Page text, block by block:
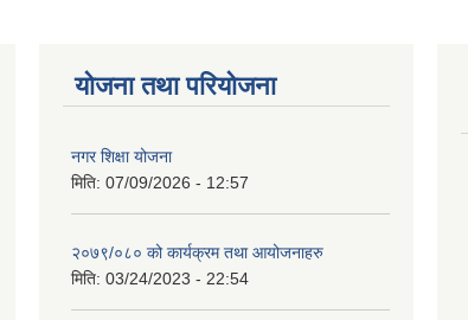
योजना तथा परियोजना
नगर शिक्षा योजना
मिति: 07/09/2026 - 12:57
२०७९/०८० को कार्यक्रम तथा आयोजनाहरु
मिति: 03/24/2023 - 22:54